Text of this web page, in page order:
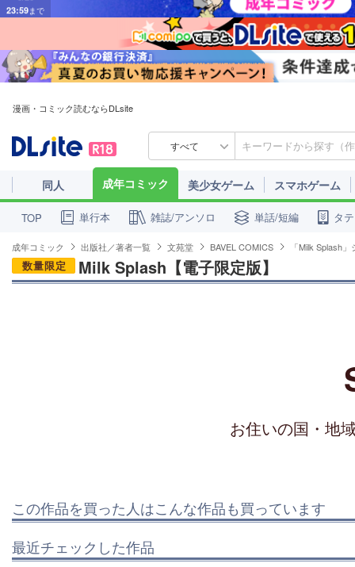
漫画・コミック読むならDLsite
すべて
同人 成年コミック 美少女ゲーム スマホゲーム
TOP 単行本 雑誌/アンソロ 単話/短編 タ
成年コミック 出版社／著者一覧 文苑堂 BAVEL COMICS 「Milk Splash
数量限定 Milk Splash【電子限定版】
お住いの国・地
この作品を買った人はこんな作品も買っています
最近チェックした作品